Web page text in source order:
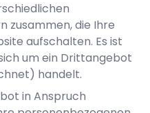
zusammen, die Ihre
aufschalten. Es ist
um ein Drittangebot
handelt.
in Anspruch